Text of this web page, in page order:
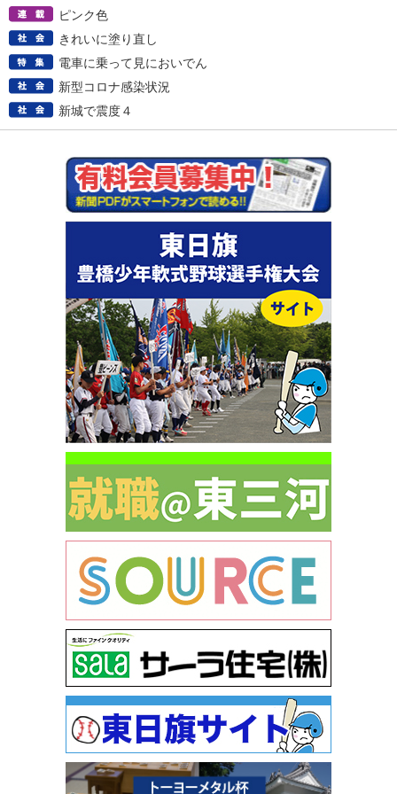
ピンク色
きれいに塗り直し
電車に乗って見においでん
新型コロナ感染状況
新城で震度４